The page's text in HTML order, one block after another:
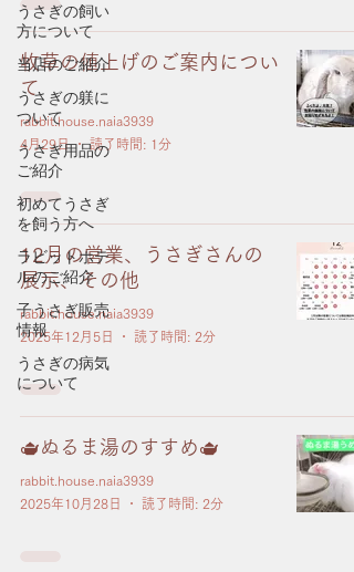
うさぎの飼い
方について
当店のご紹介
うさぎの躾に
ついて
うさぎ用品の
ご紹介
初めてうさぎ
を飼う方へ
ラビットホテ
ルのご紹介
子うさぎ販売
情報
うさぎの病気
について
牧草の値上げのご案内につい
て
rabbit.house.naia3939
4月29日
読了時間: 1分
12月の営業、うさぎさんの
展示、その他
rabbit.house.naia3939
2025年12月5日
読了時間: 2分
🫖ぬるま湯のすすめ🫖
rabbit.house.naia3939
2025年10月28日
読了時間: 2分